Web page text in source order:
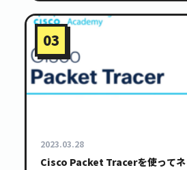
03
2023.03.28
Cisco Packet Tracerを使ってネ